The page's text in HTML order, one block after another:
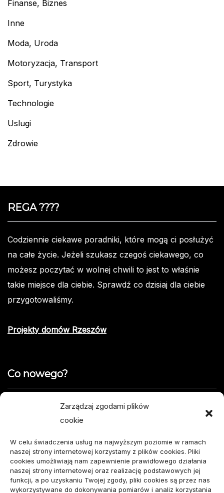
Zarządzaj zgodami plików
cookie
W celu świadczenia usług na najwyższym poziomie w ramach
naszej strony internetowej korzystamy z plików cookies. Pliki
cookies umożliwiają nam zapewnienie prawidłowego działania
naszej strony internetowej oraz realizację podstawowych jej
funkcji, a po uzyskaniu Twojej zgody, pliki cookies są przez nas
wykorzystywane do dokonywania pomiarów i analiz korzystania
Finanse, Biznes
Inne
Moda, Uroda
Motoryzacja, Transport
Sport, Turystyka
Technologie
Uslugi
Zdrowie
REGA ????️
Codziennie ciekawe poradniki, które mogą ci posłużyć
na całe życie. Jeżeli szukasz czegoś ciekawego, co
możesz poczytać w wolnej chwili to jest to właśnie
takie miejsce dla ciebie. Sprawdź co dzisiaj dla ciebie
przygotowaliśmy.
Projekty domów Rzeszów
Co nowego?
Jak opisać usterkę telefonu w formularzu naprawy
Projekty domów do 100 m² – jak zmieścić wszystko,
czego potrzebujesz?
Amortyzator Audi A6 C7 – najczęstsze usterki i
sposoby naprawy